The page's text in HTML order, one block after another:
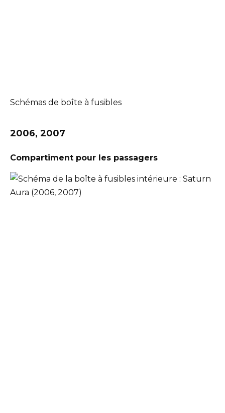
Schémas de boîte à fusibles
2006, 2007
Compartiment pour les passagers